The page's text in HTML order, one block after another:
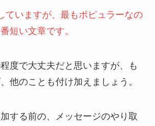
ていますが、最もポピュラーなの
短い文章です。
度で大丈夫だと思いますが、も
他のことも付け加えましょう。
する前の、メッセージのやり取